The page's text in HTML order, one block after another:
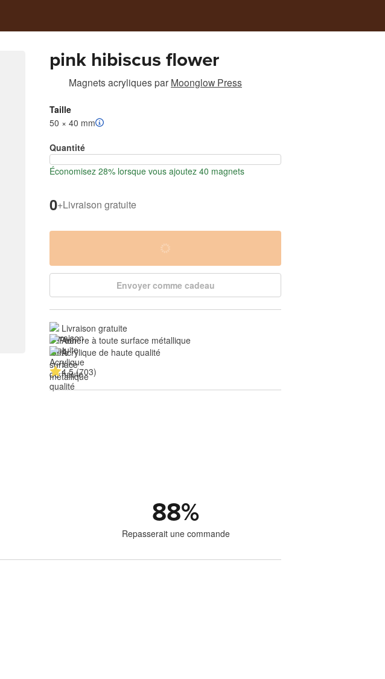
pink hibiscus flower
Magnets acryliquespar Moonglow Press
Taille
50 × 40 mm
Quantité
Économisez 28% lorsque vous ajoutez 40 magnets
0+Livraison gratuite
Envoyer comme cadeau
Livraison gratuite
Adhère à toute surface métallique
Acrylique de haute qualité
4.5 (703)
88%
Repasserait une commande